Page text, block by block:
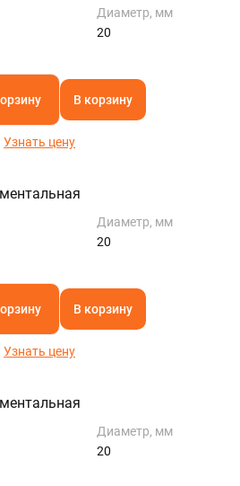
Диаметр, мм
20
В корзину
Узнать цену
Диаметр, мм
20
В корзину
Узнать цену
Диаметр, мм
20